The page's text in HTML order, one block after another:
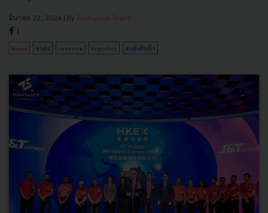
มีนาคม 22, 2024 | By Techsauce Team
1
News ขนส่ง revenue logistics ขนส่งสินค้า